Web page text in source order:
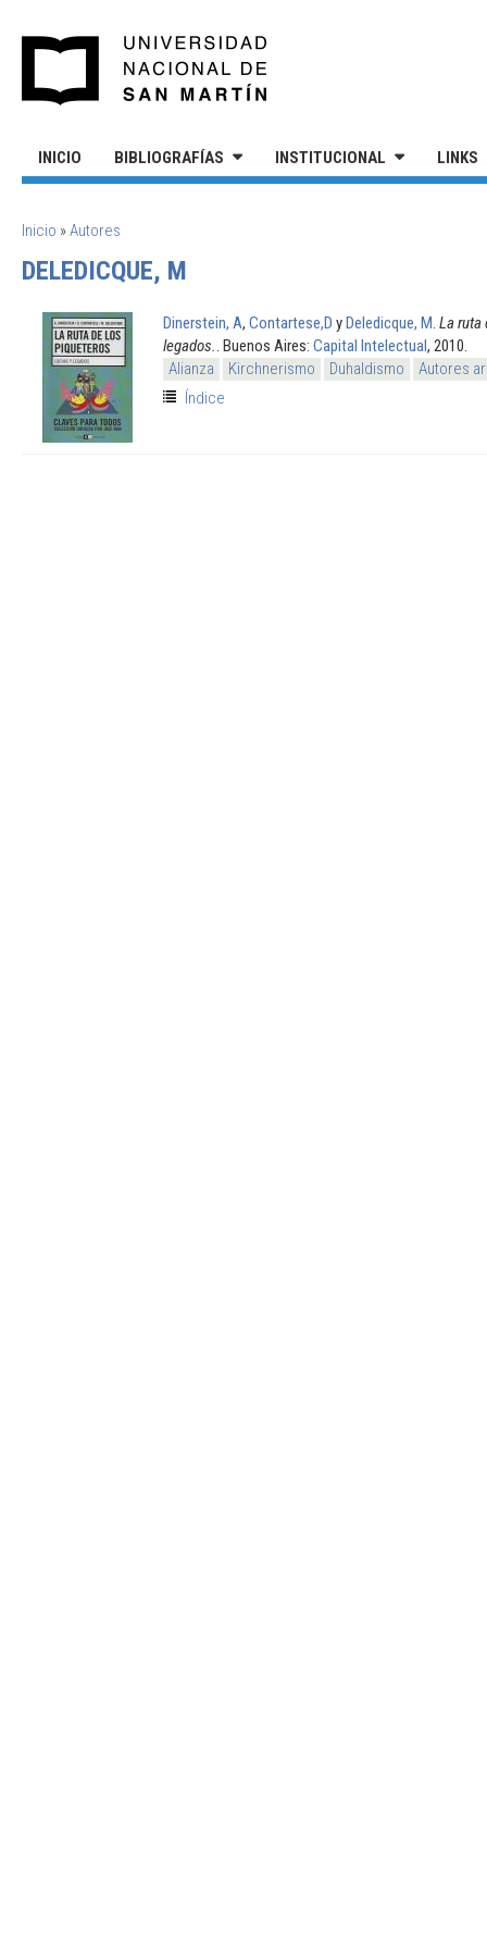
INICIO BIBLIOGRAFÍAS INSTITUCIONAL LINKS
SE ENCUENTRA USTED AQUÍ
Inicio »Autores
DELEDICQUE, M
Dinerstein, A, Contartese,D yDeledicque, M La ruta
legados.
. Buenos Aires: Capital Intelectual, 2010.
Alianza
Kirchnerismo Duhaldismo
Autores
Índice